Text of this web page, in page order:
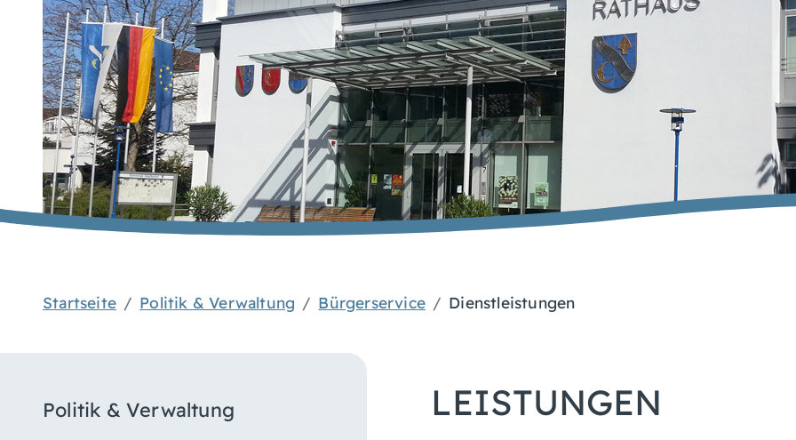
Startseite Politik & Verwaltung Bürgerservice Dienstleistungen
Politik & Verwaltung LEISTUNGEN